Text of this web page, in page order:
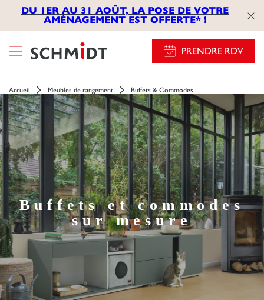
DU 1ER AU 31 AOÛT, LA POSE DE VOTRE
AMÉNAGEMENT EST OFFERTE* !
PRENDRE RDV
Accueil Meubles de rangement Buffets & Commodes
Buffets et commodes
sur mesure